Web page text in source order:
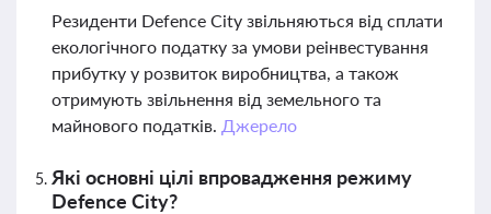
Резиденти Defence City звільняються від сплати
екологічного податку за умови реінвестування
прибутку у розвиток виробництва, а також
отримують звільнення від земельного та
майнового податків. Джерело
Які основні цілі впровадження режиму
Defence City?